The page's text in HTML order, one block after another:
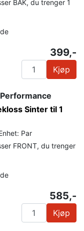
BAK, du trenger 1
399,-
Kjøp
Sinter til 1
Par
FRONT, du trenger
585,-
Kjøp